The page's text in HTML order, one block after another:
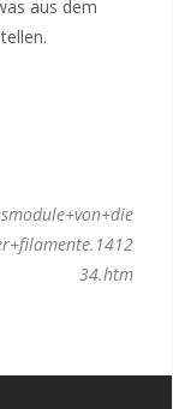
aus dem
34.htm